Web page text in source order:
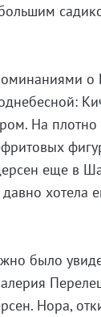
о
На плотно
еще в
хотела
было
Нора,